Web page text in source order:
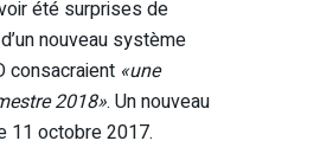
été surprises de
nouveau système
consacraient «une
2018». Un nouveau
11 octobre 2017.